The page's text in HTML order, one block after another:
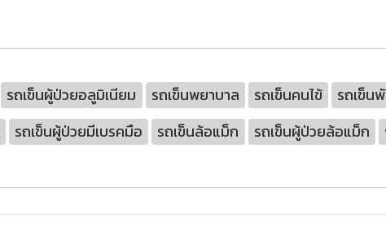
รถเข็นผู้ป่วยอลูมิเนียม รถเข็นพยาบาล รถเข็นคนไข้ รถเข็น
รถเข็นผู้ป่วยมีเบรคมือ รถเข็นล้อแม็ก รถเข็นผู้ป่วยล้อแม็ก